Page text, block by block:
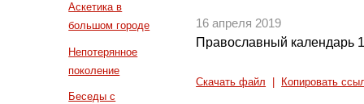
Аскетика в
большом городе
Непотерянное
поколение
Беседы с
16 апреля 2019
Православный календарь
Скачать файл Копировать